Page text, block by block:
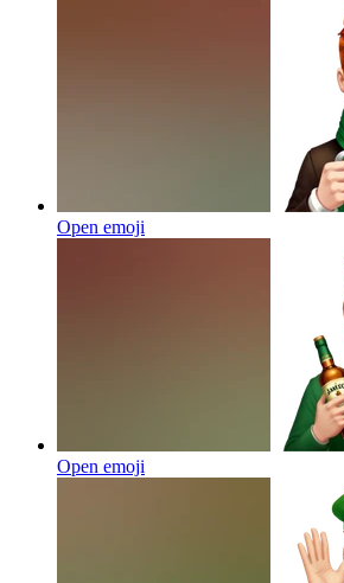
Open emoji
Open emoji